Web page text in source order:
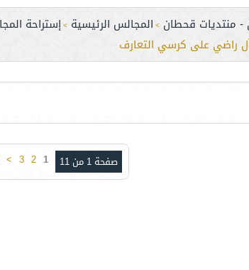
منتديات قحطان > المجالس الرئيسية >إستراحة
راضي على كرسي التعارف
صفحة 1 من 11 1
2
3
>